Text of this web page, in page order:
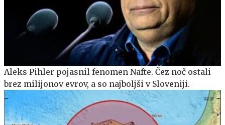
Aleks Pihler pojasnil fenomen Nafte. Čez noč ostali
brez milijonov evrov, a so najboljši v Sloveniji.